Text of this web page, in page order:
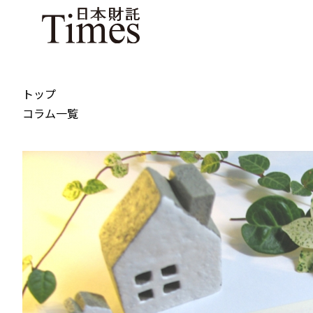
トップ
コラム一覧